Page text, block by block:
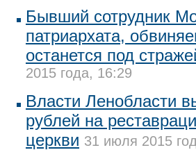
Бывший сотрудник
патриархата,
останется под
2015 года, 16:29
Власти Ленобласти
рублей на
церкви 31 июля 2015